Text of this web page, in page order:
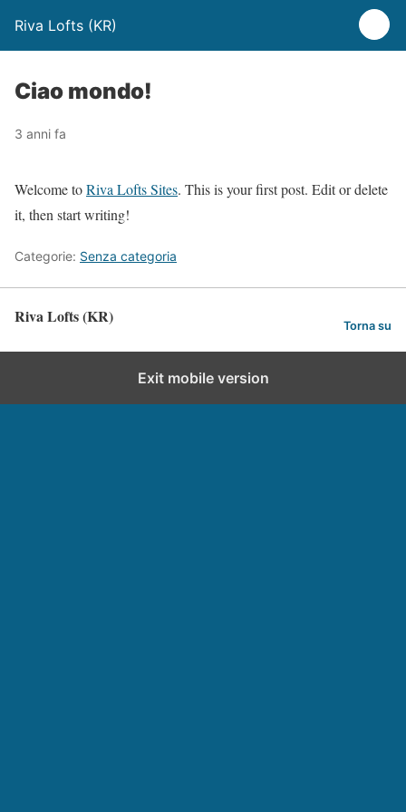
Riva Lofts (KR)
Ciao mondo!
3 anni fa
Welcome toRiva Lofts Sites. This is your first post. Edit or delete
it, then start writing!
Categorie: Senza categoria
Riva Lofts (KR) Torna su
Exit mobile version